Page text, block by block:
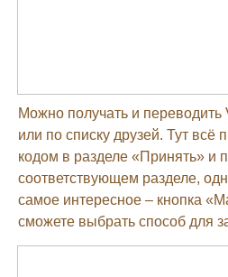
Можно получать и переводить
или по списку друзей. Тут всё
кодом в разделе «Принять» и
соответствующем разделе,
самое интересное – кнопка
сможете выбрать способ для